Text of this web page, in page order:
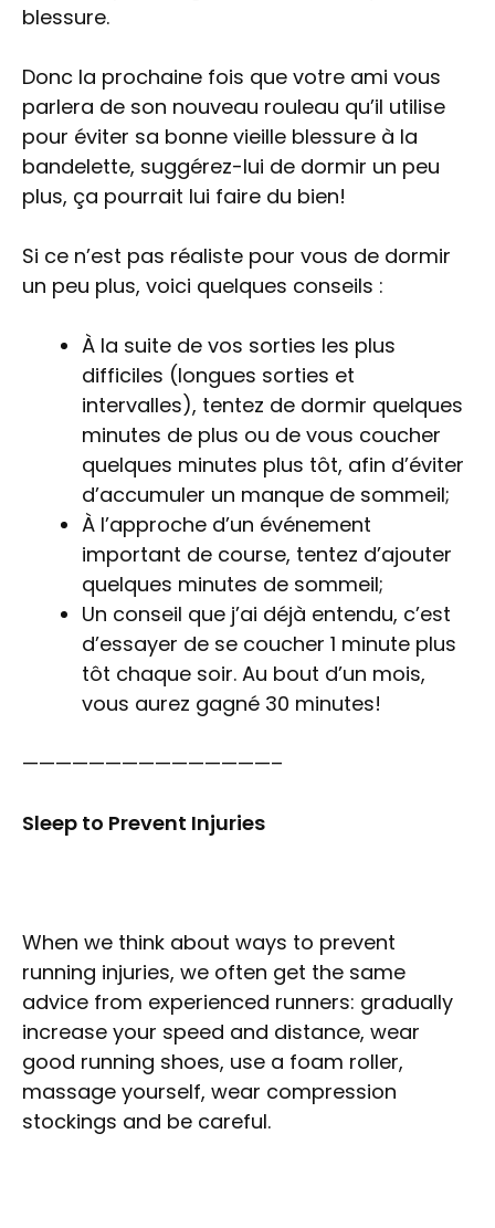
blessure.
Donc la prochaine fois que votre ami vous
parlera de son nouveau rouleau qu’il utilise
pour éviter sa bonne vieille blessure à la
bandelette, suggérez-lui de dormir un peu
plus, ça pourrait lui faire du bien!
Si ce n’est pas réaliste pour vous de dormir
un peu plus, voici quelques conseils :
À la suite de vos sorties les plus
difficiles (longues sorties et
intervalles), tentez de dormir quelques
minutes de plus ou de vous coucher
quelques minutes plus tôt, afin d’éviter
d’accumuler un manque de sommeil;
À l’approche d’un événement
important de course, tentez d’ajouter
quelques minutes de sommeil;
Un conseil que j’ai déjà entendu, c’est
d’essayer de se coucher 1 minute plus
tôt chaque soir. Au bout d’un mois,
vous aurez gagné 30 minutes!
———————————————–
Sleep to Prevent Injuries
When we think about ways to prevent
running injuries, we often get the same
advice from experienced runners: gradually
increase your speed and distance, wear
good running shoes, use a foam roller,
massage yourself, wear compression
stockings and be careful.